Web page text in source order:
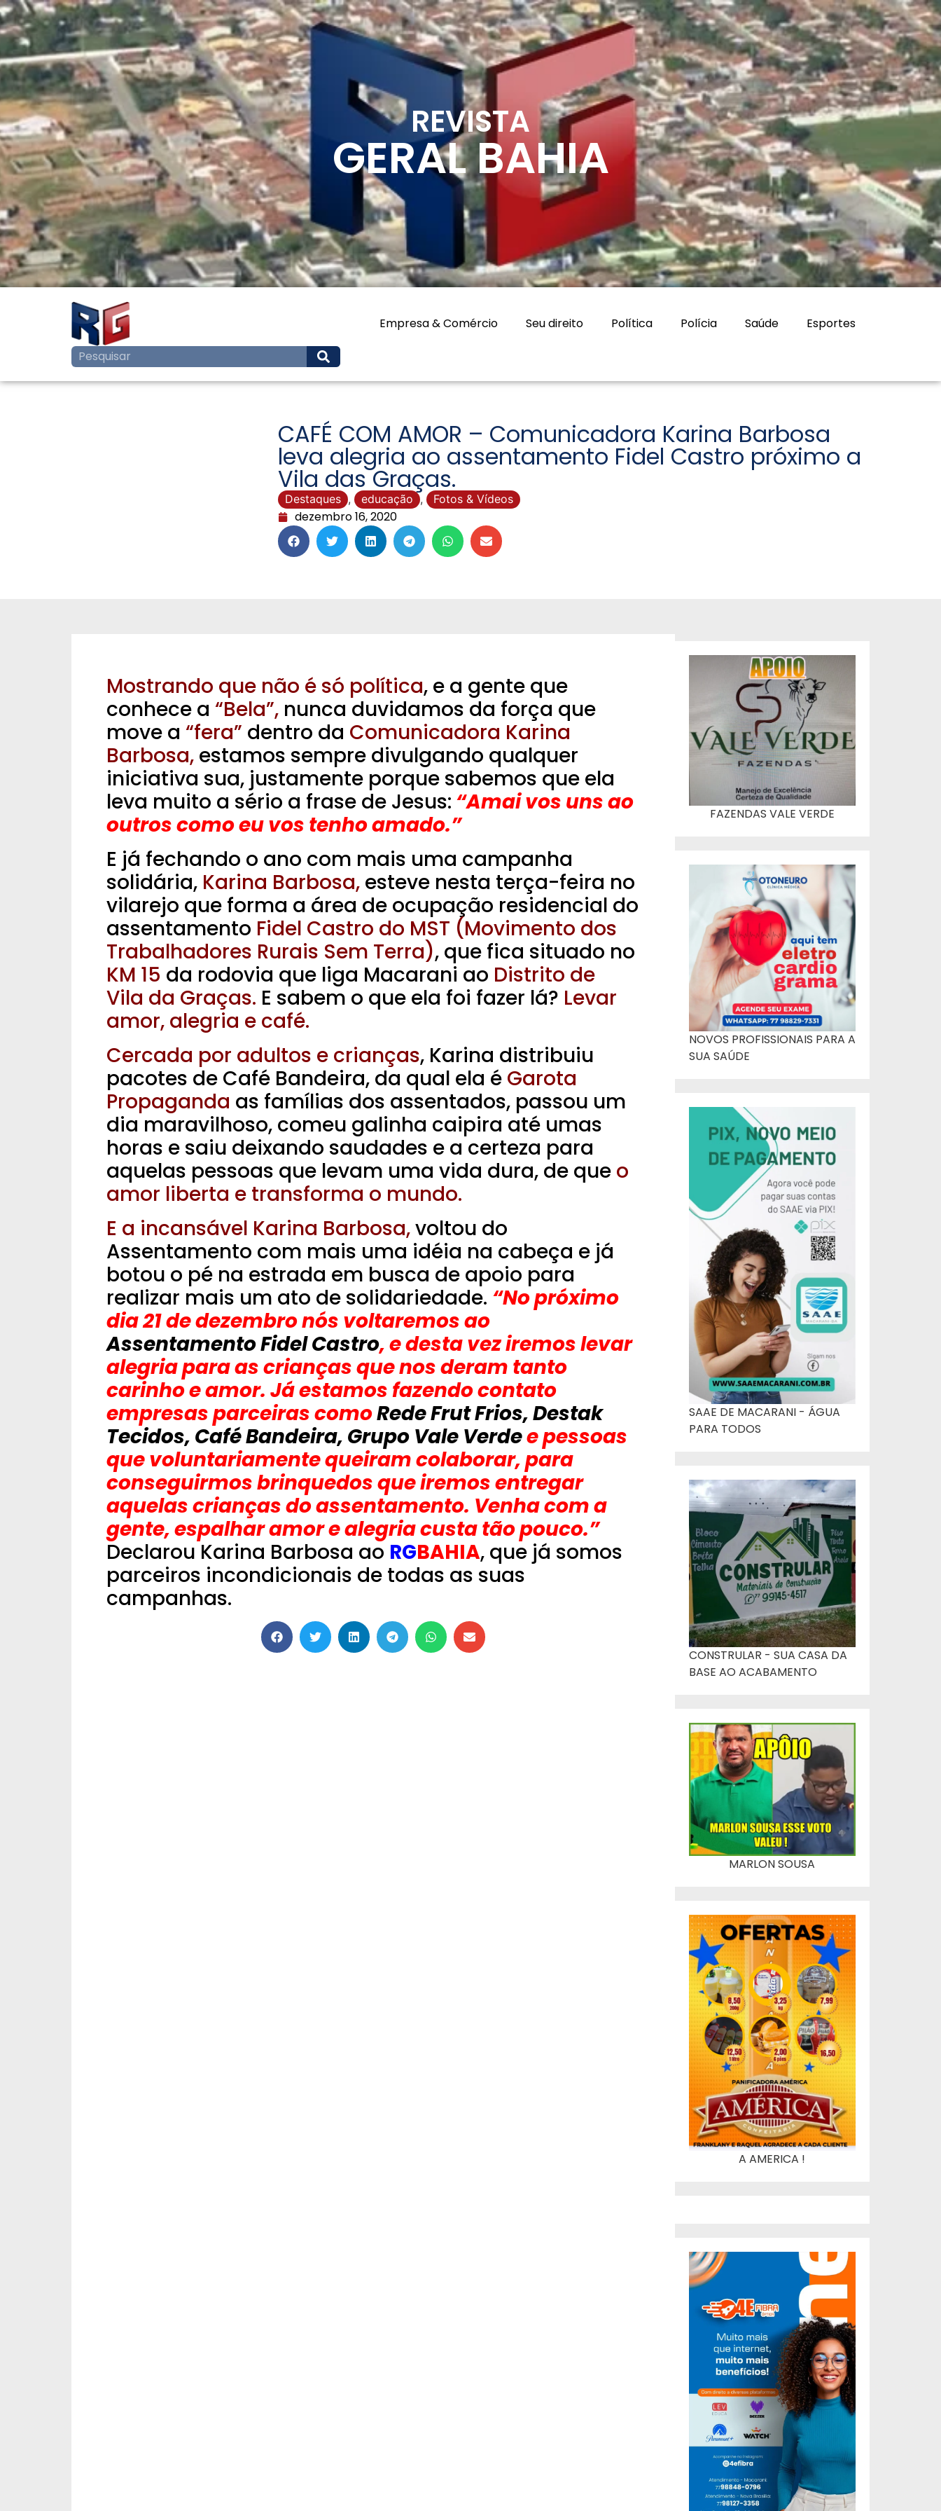
REVISTA
GERAL BAHIA
Empresa & Comércio Seu direito Política Polícia Saúde Esportes
CAFÉ COM AMOR – Comunicadora Karina Barbosa
leva alegria ao assentamento Fidel Castro próximo a
Vila das Graças.
Destaques , educação , Fotos & Vídeos
dezembro 16, 2020
Mostrando que não é só política, e a gente que
conhece a “Bela”, nunca duvidamos da força que
move a “fera” dentro da Comunicadora Karina
Barbosa, estamos sempre divulgando qualquer
iniciativa sua, justamente porque sabemos que ela
leva muito a sério a frase de Jesus: “Amai vos uns ao
outros como eu vos tenho amado.”
E já fechando o ano com mais uma campanha
solidária, Karina Barbosa, esteve nesta terça-feira no
vilarejo que forma a área de ocupação residencial do
assentamento Fidel Castro do MST (Movimento dos
Trabalhadores Rurais Sem Terra), que fica situado no
KM 15 da rodovia que liga Macarani ao Distrito de
Vila da Graças. E sabem o que ela foi fazer lá? Levar
amor, alegria e café.
Cercada por adultos e crianças, Karina distribuiu
pacotes de Café Bandeira, da qual ela é Garota
Propaganda as famílias dos assentados, passou um
dia maravilhoso, comeu galinha caipira até umas
horas e saiu deixando saudades e a certeza para
aquelas pessoas que levam uma vida dura, de que o
amor liberta e transforma o mundo.
E a incansável Karina Barbosa,voltou do
Assentamento com mais uma idéia na cabeça e já
botou o pé na estrada em busca de apoio para
realizar mais um ato de solidariedade. “No próximo
dia 21 de dezembro nós voltaremos ao
Assentamento Fidel Castro, e desta vez iremos levar
alegria para as crianças que nos deram tanto
carinho e amor. Já estamos fazendo contato
empresas parceiras comoRede Frut Frios, Destak
Tecidos, Café Bandeira, Grupo Vale Verdee pessoas
que voluntariamente queiram colaborar, para
conseguirmos brinquedos que iremos entregar
aquelas crianças do assentamento. Venha com a
gente, espalhar amor e alegria custa tão pouco.”
Declarou Karina Barbosa ao RGBAHIA, que já somos
parceiros incondicionais de todas as suas
campanhas.
FAZENDAS VALE VERDE
NOVOS PROFISSIONAIS PARA A
SUA SAÚDE
SAAE DE MACARANI - ÁGUA
PARA TODOS
CONSTRULAR - SUA CASA DA
BASE AO ACABAMENTO
MARLON SOUSA
A AMERICA !